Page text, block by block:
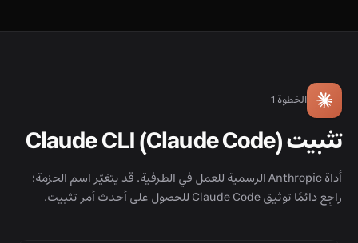
الخطوة 1
تثبيت Claude CLI (Claude Code)
أداة Anthropic الرسمية للعمل في الطرفية. قد يتغيّر اسم الحزمة؛
راجِع دائمًاتوثيق Claude Code للحصول على أحدث أمر تثبيت.